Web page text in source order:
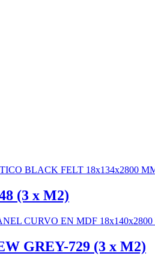
(3 x M2)
GREY-729 (3 x M2)